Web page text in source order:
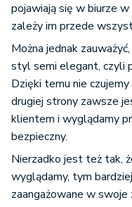
pojawiają się w biurze
zależy im przede
Można jednak
styl semi elegant, czyli
Dzięki temu nie
drugiej strony zawsze
klientem i wyglądamy
bezpieczny.
Nierzadko jest też tak,
wyglądamy, tym
zaangażowane w swoje